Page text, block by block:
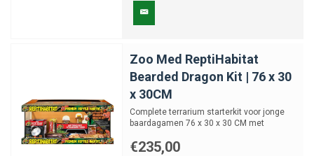
Zoo Med ReptiHabitat
Bearded Dragon Kit | 76 x 30
x 30CM
Complete terrarium starterkit voor jonge
baardagamen 76 x 30 x 30 CM met
€235,00